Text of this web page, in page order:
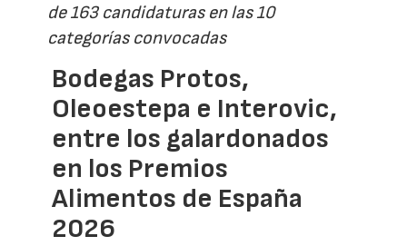
de 163 candidaturas en las 10
categorías convocadas
Bodegas Protos,
Oleoestepa e Interovic,
entre los galardonados
en los Premios
Alimentos de España
2026